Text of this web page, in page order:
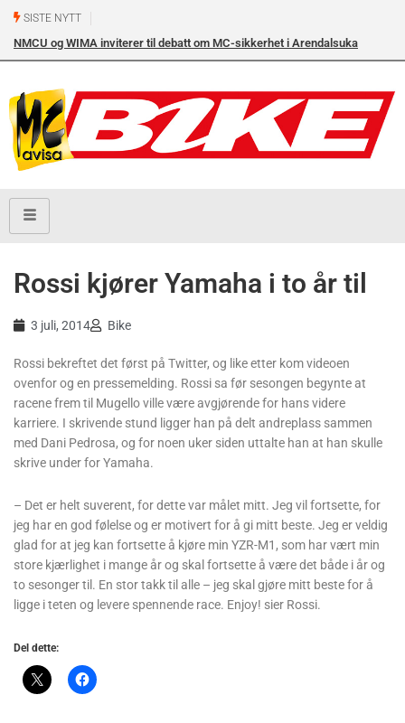
SISTE NYTT
NMCU og WIMA inviterer til debatt om MC-sikkerhet i Arendalsuka
Rossi kjører Yamaha i to år til
3 juli, 2014 Bike
Rossi bekreftet det først på Twitter, og like etter kom videoen
ovenfor og en pressemelding. Rossi sa før sesongen begynte at
racene frem til Mugello ville være avgjørende for hans videre
karriere. I skrivende stund ligger han på delt andreplass sammen
med Dani Pedrosa, og for noen uker siden uttalte han at han skulle
skrive under for Yamaha.
– Det er helt suverent, for dette var målet mitt. Jeg vil fortsette, for
jeg har en god følelse og er motivert for å gi mitt beste. Jeg er veldig
glad for at jeg kan fortsette å kjøre min YZR-M1, som har vært min
store kjærlighet i mange år og skal fortsette å være det både i år og
to sesonger til. En stor takk til alle – jeg skal gjøre mitt beste for å
ligge i teten og levere spennende race. Enjoy! sier Rossi.
Del dette: